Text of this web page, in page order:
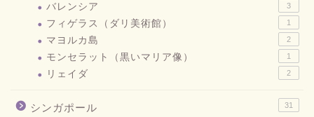
バレンシア 3
フィゲラス（ダリ美術館） 1
マヨルカ島 2
モンセラット（黒いマリア像） 1
リェイダ 2
シンガポール 31